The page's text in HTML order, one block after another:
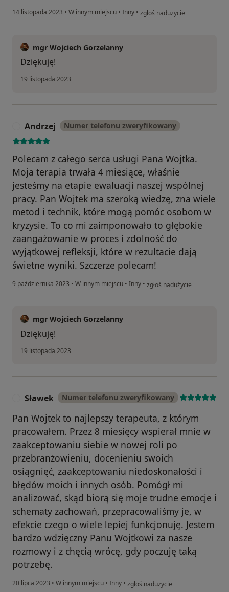
14 listopada 2023 • W innym miejscu • Inny • w opinii użytkownika Agnieszka
zgłoś nadużycie
mgr Wojciech Gorzelanny
Dziękuję!
19 listopada 2023
Andrzej Numer telefonu zweryfikowany
Polecam z całego serca usługi Pana Wojtka.
Moja terapia trwała 4 miesiące, właśnie
jesteśmy na etapie ewaluacji naszej wspólnej
pracy. Pan Wojtek ma szeroką wiedzę, zna wiele
metod i technik, które mogą pomóc osobom w
kryzysie. To co mi zaimponowało to głębokie
zaangażowanie w proces i zdolność do
wyjątkowej refleksji, które w rezultacie dają
świetne wyniki. Szczerze polecam!
9 października 2023 • W innym miejscu • Inny • w opinii użytkownika Andrzej
zgłoś nadużycie
mgr Wojciech Gorzelanny
Dziękuję!
19 listopada 2023
Sławek Numer telefonu zweryfikowany
Pan Wojtek to najlepszy terapeuta, z którym
pracowałem. Przez 8 miesięcy wspierał mnie w
zaakceptowaniu siebie w nowej roli po
przebranżowieniu, docenieniu swoich
osiągnięć, zaakceptowaniu niedoskonałości i
błędów moich i innych osób. Pomógł mi
analizować, skąd biorą się moje trudne emocje i
schematy zachowań, przepracowaliśmy je, w
efekcie czego o wiele lepiej funkcjonuję. Jestem
bardzo wdzięczny Panu Wojtkowi za nasze
rozmowy i z chęcią wrócę, gdy poczuję taką
potrzebę.
20 lipca 2023 • W innym miejscu • Inny • w opinii użytkownika Sławek
zgłoś nadużycie